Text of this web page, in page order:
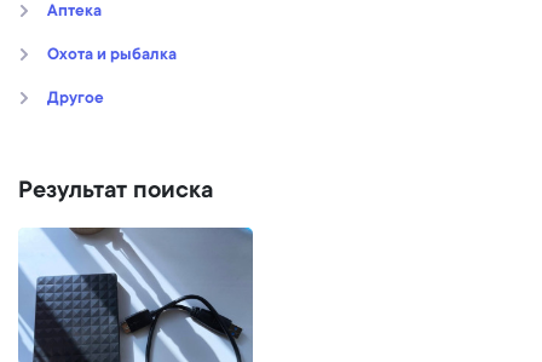
Аптека
Охота и рыбалка
Другое
Результат поиска